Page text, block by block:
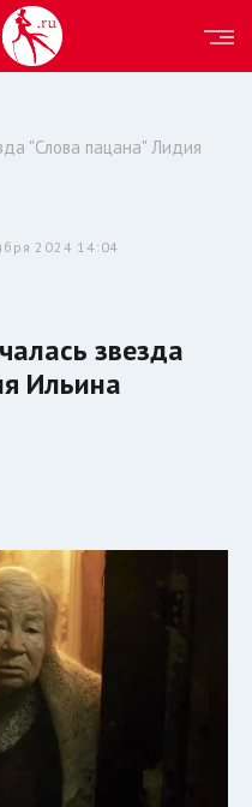
"Слова пацана" Лидия
2024 14:04
звезда
Ильина